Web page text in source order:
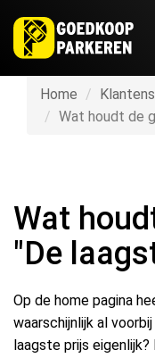
Home
Wat houdt de
Wat
"De
Op de home pagina
waarschijnlijk al
laagste prijs